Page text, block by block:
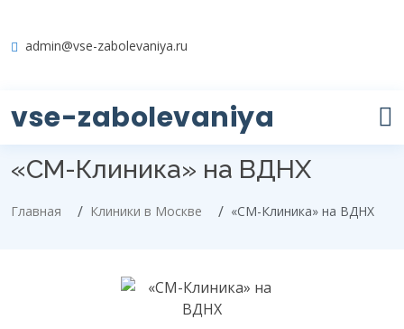
admin@vse-zabolevaniya.ru
vse-zabolevaniya
«СМ-Клиника» на ВДНХ
Главная Клиники в Москве «СМ-Клиника» на ВДНХ